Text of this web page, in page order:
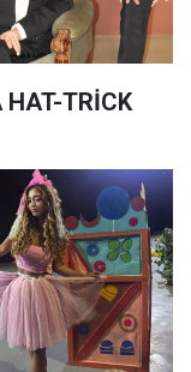
TRİCK